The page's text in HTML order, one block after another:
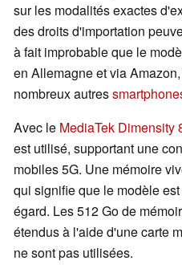
sur les modalités exactes
des droits d'importation
à fait improbable que le
en Allemagne et via
nombreux autres
Avec le MediaTek Dimensity
est utilisé, supportant une
mobiles 5G. Une mémoire
qui signifie que le modèle
égard. Les 512 Go de
étendus à l'aide d'une carte
ne sont pas utilisées.